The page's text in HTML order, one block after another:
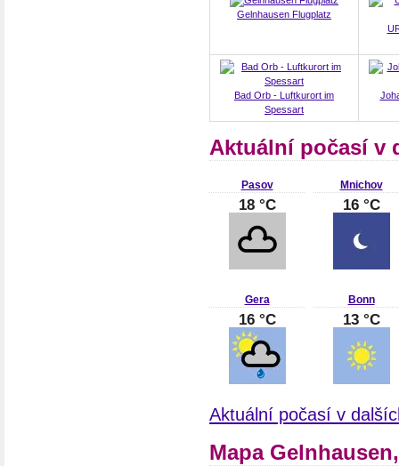
Gelnhausen Flugplatz
Bad Orb - Luftkurort im
Spessart
Aktuální počasí v
Pasov
18 °C
Mnichov
16 °C
Gera
16 °C
Bonn
13 °C
Aktuální počasí v
Mapa